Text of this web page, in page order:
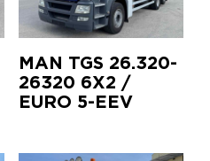
MAN TGS 26.320-
26320 6X2 /
EURO 5-EEV